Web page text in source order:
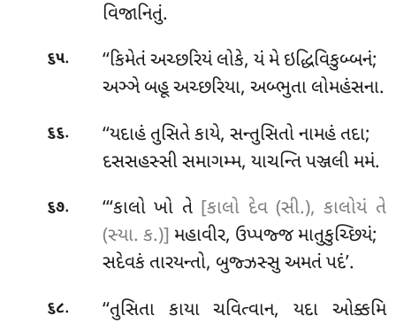
વિજાનિતું.
૬૫.
‘‘કિમેતં અચ્છરિયં લોકે, યં મે ઇદ્ધિવિકુબ્બનં;
અઞ્ઞે બહૂ અચ્છરિયા, અબ્ભુતા લોમહંસના.
૬૬.
‘‘યદાહં તુસિતે કાયે, સન્તુસિતો નામહં તદા;
દસસહસ્સી સમાગમ્મ, યાચન્તિ પઞ્જલી મમં.
૬૭. ‘‘‘કાલો ખો તે [કાલો દેવ (સી.), કાલોયં તે
(સ્યા. ક.)] મહાવીર, ઉપ્પજ્જ માતુકુચ્છિયં;
સદેવકં તારયન્તો, બુજ્ઝસ્સુ અમતં પદં’.
૬૮. ‘‘તુસિતા કાયા ચવિત્વાન, યદા ઓક્કમિ